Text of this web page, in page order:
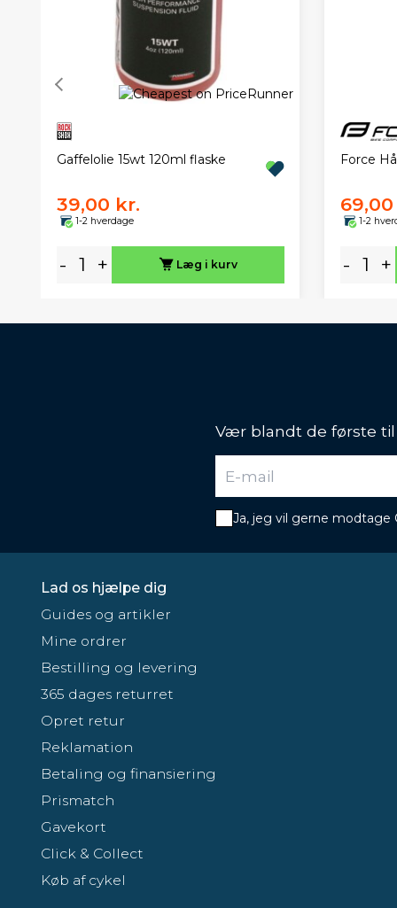
Gaffelolie 15wt 120ml flaske
39,00 kr.
1-2 hverdage
- + Læg i kurv
Force
1-2
- +
Vær blandt de første
Ja, jeg vil gerne modtage
Lad os hjælpe dig
Guides og artikler
Mine ordrer
Bestilling og levering
365 dages returret
Opret retur
Reklamation
Betaling og finansiering
Prismatch
Gavekort
Click & Collect
Køb af cykel